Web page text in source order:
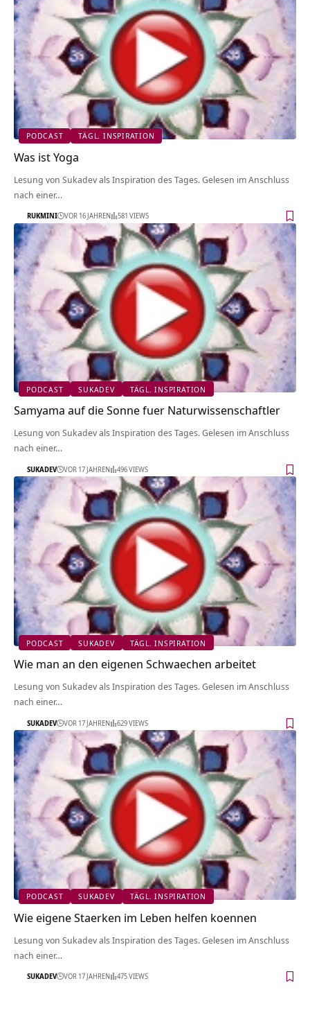
PODCAST TÄGL. INSPIRATION
Was ist Yoga
Lesung von Sukadev als Inspiration des Tages. Gelesen im Anschluss
nach einer…
RUKMINI VOR 16 JAHREN 581 VIEWS
PODCAST SUKADEV TÄGL. INSPIRATION
Samyama auf die Sonne fuer Naturwissenschaftler
Lesung von Sukadev als Inspiration des Tages. Gelesen im Anschluss
nach einer…
SUKADEV VOR 17 JAHREN 496 VIEWS
PODCAST SUKADEV TÄGL. INSPIRATION
Wie man an den eigenen Schwaechen arbeitet
Lesung von Sukadev als Inspiration des Tages. Gelesen im Anschluss
nach einer…
SUKADEV VOR 17 JAHREN 629 VIEWS
PODCAST SUKADEV TÄGL. INSPIRATION
Wie eigene Staerken im Leben helfen koennen
Lesung von Sukadev als Inspiration des Tages. Gelesen im Anschluss
nach einer…
SUKADEV VOR 17 JAHREN 475 VIEWS